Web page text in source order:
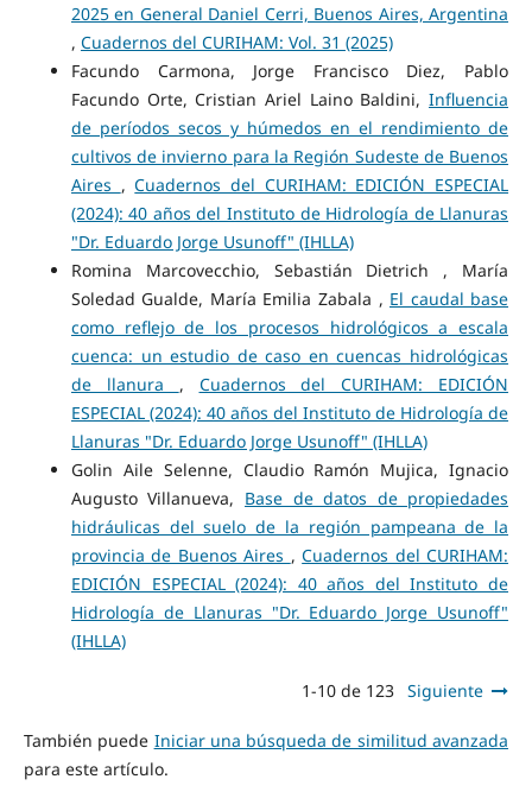
2025 en General Daniel Cerri, Buenos Aires, Argentina
, Cuadernos del CURIHAM: Vol. 31 (2025)
Facundo Carmona, Jorge Francisco Diez, Pablo
Facundo Orte, Cristian Ariel Laino Baldini,Influencia
de períodos secos y húmedos en el rendimiento de
cultivos de invierno para la Región Sudeste de Buenos
Aires ,Cuadernos del CURIHAM: EDICIÓN ESPECIAL
(2024): 40 años del Instituto de Hidrología de Llanuras
"Dr. Eduardo Jorge Usunoff" (IHLLA)
Romina Marcovecchio, Sebastián Dietrich , María
Soledad Gualde, María Emilia Zabala , El caudal base
como reflejo de los procesos hidrológicos a escala
cuenca: un estudio de caso en cuencas hidrológicas
de llanura , Cuadernos del CURIHAM: EDICIÓN
ESPECIAL (2024): 40 años del Instituto de Hidrología de
Llanuras "Dr. Eduardo Jorge Usunoff" (IHLLA)
Golin Aile Selenne, Claudio Ramón Mujica, Ignacio
Augusto Villanueva, Base de datos de propiedades
hidráulicas del suelo de la región pampeana de la
provincia de Buenos Aires ,Cuadernos del CURIHAM:
EDICIÓN ESPECIAL (2024): 40 años del Instituto de
Hidrología de Llanuras "Dr. Eduardo Jorge Usunoff"
(IHLLA)
1-10 de 123 Siguiente
También puede Iniciar una búsqueda de similitud avanzada
para este artículo.